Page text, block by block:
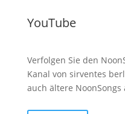
YouTube
Verfolgen Sie den
Kanal von sirventes
auch ältere NoonSongs